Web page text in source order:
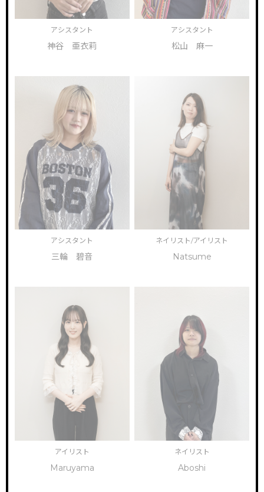
アシスタント
神谷 亜衣莉
アシスタント
松山 麻一
アシスタント
三輪 碧音
ネイリスト/アイリスト
Natsume
アイリスト
Maruyama
ネイリスト
Aboshi